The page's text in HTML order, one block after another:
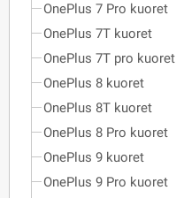
OnePlus 7 Pro kuoret
OnePlus 7T kuoret
OnePlus 7T pro kuoret
OnePlus 8 kuoret
OnePlus 8T kuoret
OnePlus 8 Pro kuoret
OnePlus 9 kuoret
OnePlus 9 Pro kuoret